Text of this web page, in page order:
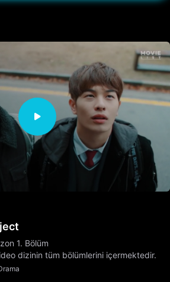
1. Bölüm
dizinin tüm bölümlerini içermektedir.